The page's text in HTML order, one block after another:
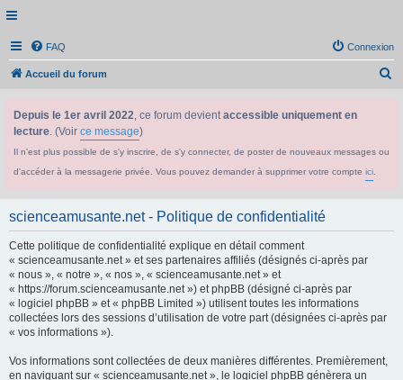
FAQ Connexion
Accueil du forum
Depuis le 1er avril 2022, ce forum devientaccessible uniquement en
lecture. (Voir ce message)
Il n'est plus possible de s'y inscrire, de s'y connecter, de poster de nouveaux messages ou
d'accéder à la messagerie privée. Vous pouvez demander à supprimer votre compte ici
scienceamusante.net - Politique de confidentialité
Cette politique de confidentialité explique en détail comment
« scienceamusante.net » et ses partenaires affiliés (désignés ci-après par
« nous », « notre », « nos », « scienceamusante.net » et
« https://forum.scienceamusante.net ») et phpBB (désigné ci-après par
« logiciel phpBB » et « phpBB Limited ») utilisent toutes les informations
collectées lors des sessions d’utilisation de votre part (désignées ci-après par
« vos informations »).
Vos informations sont collectées de deux manières différentes. Premièrement,
en naviguant sur « scienceamusante.net », le logiciel phpBB génèrera un